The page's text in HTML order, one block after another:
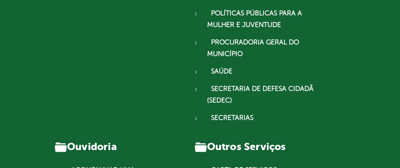
POLÍTICAS PÚBLICAS PARA A
MULHER E JUVENTUDE
PROCURADORIA GERAL DO
MUNICÍPIO
SAÚDE
SECRETARIA DE DEFESA CIDADÃ
(SEDEC)
SECRETARIAS
Ouvidoria Outros Serviços